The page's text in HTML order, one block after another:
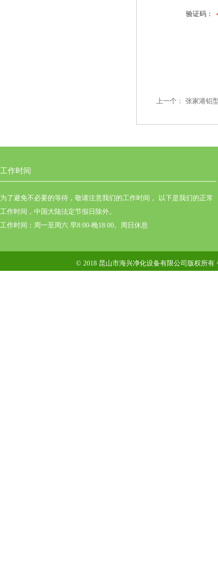
验证码：
上一个： 张家港铝
工作时间
为了避免不必要的等待，敬请注意我们的工作时间 。以下是我们的正常
工作时间，中国大陆法定节假日除外。
工作时间：周一至周六 早8:00-晚18:00。周日休息
© 2018 昆山市海兴净化设备有限公司版权所有